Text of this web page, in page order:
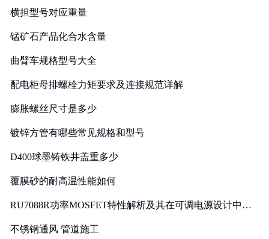
横担型号对应重量
锰矿石产品化合水含量
曲臂车规格型号大全
配电柜母排螺栓力矩要求及连接规范详解
膨胀螺丝尺寸是多少
镀锌方管有哪些常见规格和型号
D400球墨铸铁井盖重多少
覆膜砂的耐高温性能如何
RU7088R功率MOSFET特性解析及其在可调电源设计中的
不锈钢通风 管道施工